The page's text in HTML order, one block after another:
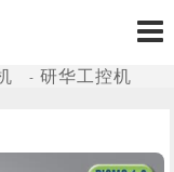
研华工控机